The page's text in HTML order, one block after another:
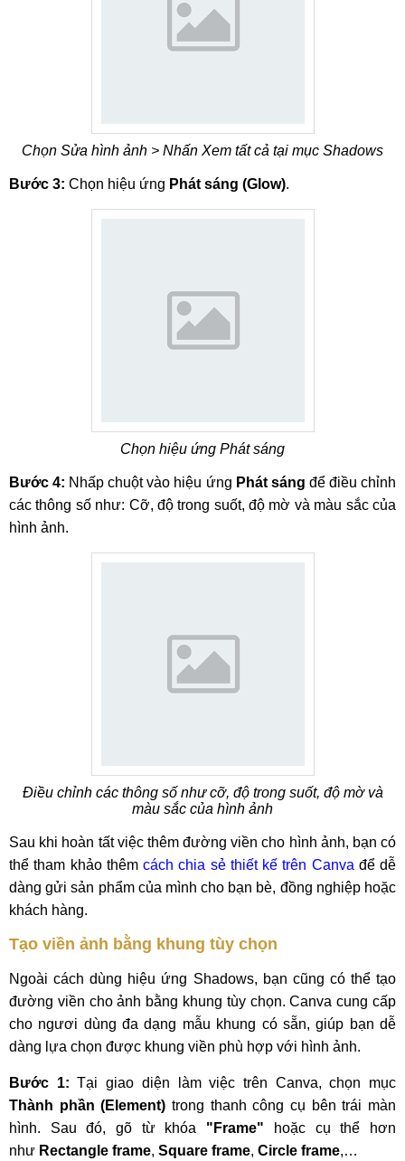
Chọn Sửa hình ảnh > Nhấn Xem tất cả tại mục Shadows
Bước 3: Chọn hiệu ứng Phát sáng (Glow).
Chọn hiệu ứng Phát sáng
Bước 4: Nhấp chuột vào hiệu ứng Phát sáng để điều chỉnh
các thông số như: Cỡ, độ trong suốt, độ mờ và màu sắc của
hình ảnh.
Điều chỉnh các thông số như cỡ, độ trong suốt, độ mờ và
màu sắc của hình ảnh
Sau khi hoàn tất việc thêm đường viền cho hình ảnh, bạn có
thể tham khảo thêm cách chia sẻ thiết kế trên Canva để dễ
dàng gửi sản phẩm của mình cho bạn bè, đồng nghiệp hoặc
khách hàng.
Tạo viền ảnh bằng khung tùy chọn
Ngoài cách dùng hiệu ứng Shadows, bạn cũng có thể tạo
đường viền cho ảnh bằng khung tùy chọn. Canva cung cấp
cho ngươi dùng đa dạng mẫu khung có sẵn, giúp bạn dễ
dàng lựa chọn được khung viền phù hợp với hình ảnh.
Bước 1: Tại giao diện làm việc trên Canva, chọn mục
Thành phần (Element) trong thanh công cụ bên trái màn
hình. Sau đó, gõ từ khóa "Frame" hoặc cụ thể hơn
như Rectangle frame, Square frame, Circle frame,…